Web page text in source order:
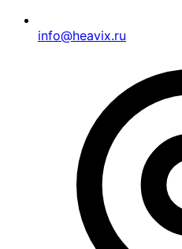
info@heavix.ru